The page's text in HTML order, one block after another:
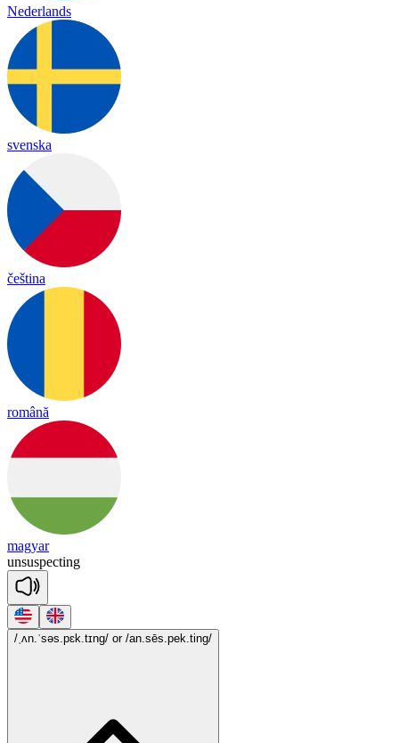
Nederlands
svenska
čeština
română
magyar
unsuspecting
/ˌʌn.ˈsəs.pɛk.tɪng/ or /an.sēs.pek.ting/